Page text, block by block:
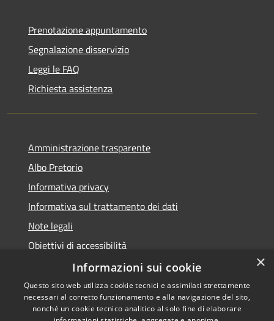
Prenotazione appuntamento
Segnalazione disservizio
Leggi le FAQ
Richiesta assistenza
Amministrazione trasparente
Albo Pretorio
Informativa privacy
Informativa sul trattamento dei dati
Note legali
Obiettivi di accessibilità
Dichiarazione di accessibilità
×
Informazioni sui cookie
Questo sito web utilizza cookie tecnici e assimilati strettamente
necessari al corretto funzionamento e alla navigazione del sito,
nonché un cookie tecnico analitico al solo fine di elaborare